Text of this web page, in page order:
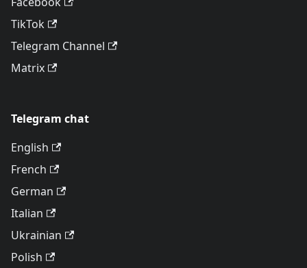
TikTok
Telegram Channel
Matrix
Telegram chat
English
French
German
Italian
Ukrainian
Polish